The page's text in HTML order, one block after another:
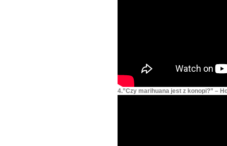
4.”Czy marihuana jest z konopi?” –